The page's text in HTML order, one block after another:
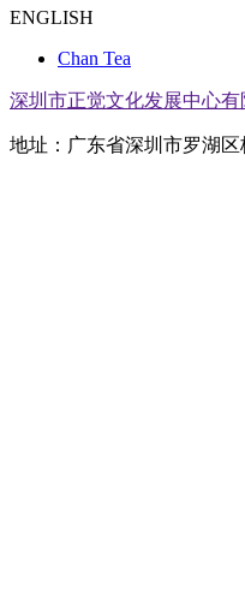
ENGLISH
Chan Tea
深圳市正觉文化发展中心
地址：广东省深圳市罗湖区